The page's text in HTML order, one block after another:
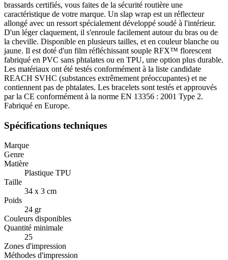
brassards certifiés, vous faites de la sécurité routière une
caractéristique de votre marque. Un slap wrap est un réflecteur
allongé avec un ressort spécialement développé soudé à l'intérieur.
D'un léger claquement, il s'enroule facilement autour du bras ou de
la cheville. Disponible en plusieurs tailles, et en couleur blanche ou
jaune. Il est doté d'un film réfléchissant souple RFX™ florescent
fabriqué en PVC sans phtalates ou en TPU, une option plus durable.
Les matériaux ont été testés conformément à la liste candidate
REACH SVHC (substances extrêmement préoccupantes) et ne
contiennent pas de phtalates. Les bracelets sont testés et approuvés
par la CE conformément à la norme EN 13356 : 2001 Type 2.
Fabriqué en Europe.
Spécifications techniques
Marque
Genre
Matière
Plastique TPU
Taille
34 x 3 cm
Poids
24 gr
Couleurs disponibles
Quantité minimale
25
Zones d'impression
Méthodes d'impression